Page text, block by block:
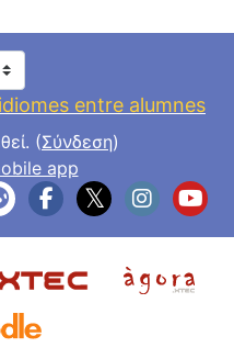
entre alumnes
(Σύνδεση)
app